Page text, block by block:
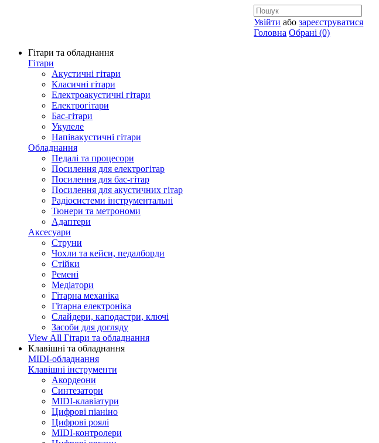
Allegro - Music: Музичні інструменти в УкраїніУвійти абозареєструватися
Головна Обрані (0)
Гітари та обладнання
Гітари
Акустичні гітари
Класичні гітари
Електроакустичні гітари
Електрогітари
Бас-гітари
Укулеле
Напівакустичні гітари
Обладнання
Педалі та процесори
Посилення для електрогітар
Посилення для бас-гітар
Посилення для акустичних гітар
Радіосистеми інструментальні
Тюнери та метрономи
Адаптери
Аксесуари
Струни
Чохли та кейси, педалборди
Стійки
Ремені
Медіатори
Гітарна механіка
Гітарна електроніка
Слайдери, каподастри, ключі
Засоби для догляду
View All Гітари та обладнання
Клавішні та обладнання
MIDI-обладнання
Клавішні інструменти
Акордеони
Синтезатори
MIDI-клавіатури
Цифрові піаніно
Цифрові роялі
MIDI-контролери